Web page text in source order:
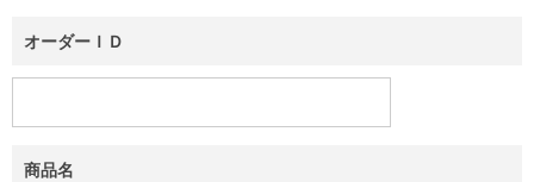
オーダーＩＤ
商品名